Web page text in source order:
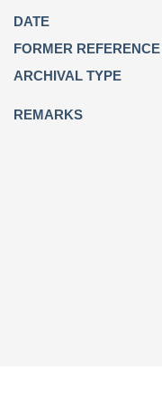
6.
9.
11.
Best. 755 /
DATE
FORMER
ARCHIVAL TYPE
REMARKS